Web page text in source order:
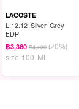
พิมเสน ทันสมัย ซิกเน
ป็นตัวเเทนของ
เบอร์กามอต
LACOSTE
L.12.12 Silver Grey
EDP
฿3,360 ฿4,200 (20%)
size 100 ML